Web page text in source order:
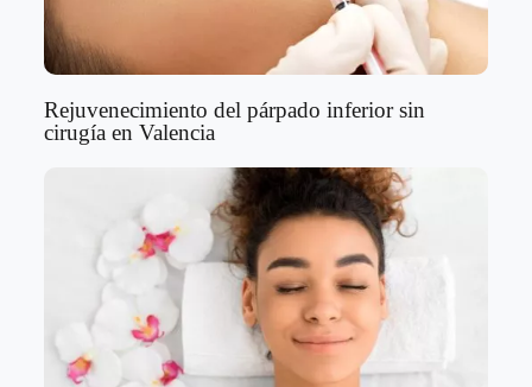
Rejuvenecimiento del párpado inferior sin
cirugía en Valencia